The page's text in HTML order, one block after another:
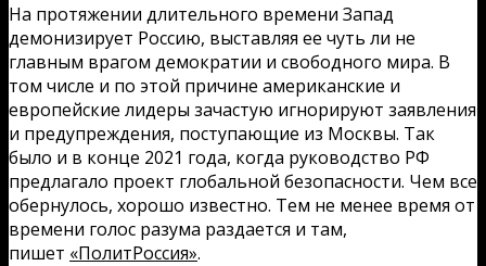
На протяжении длительного времени Запад
демонизирует Россию, выставляя ее чуть ли не
главным врагом демократии и свободного мира. В
том числе и по этой причине американские и
европейские лидеры зачастую игнорируют заявления
и предупреждения, поступающие из Москвы. Так
было и в конце 2021 года, когда руководство РФ
предлагало проект глобальной безопасности. Чем все
обернулось, хорошо известно. Тем не менее время от
времени голос разума раздается и там,
пишет «ПолитРоссия».